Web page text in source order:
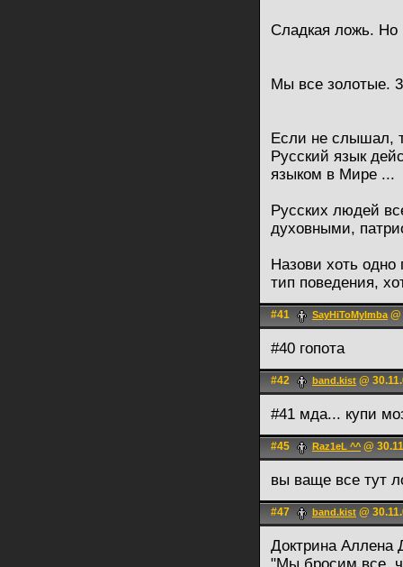
Сладкая ложь. Но
Мы все золотые.
Если не слышал,
Русский язык
языком в Мире ...
Русских людей
духовными,
Назови хоть одно
тип поведения,
#41 SayHiToMyImba@
#40 гопота
#42 band.kist @
#41 мда... купи
#45 Raz1eL ^^ @
вы ваще все тут
#47 band.kist @
Доктрина Аллена